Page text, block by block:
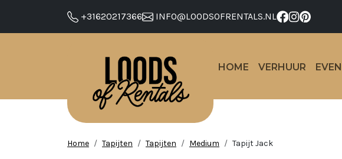
+31620217366 INFO@LOODSOFRENTALS.NL
HOME VERHUUR
Home Tapijten Tapijten Medium Tapijt Jack